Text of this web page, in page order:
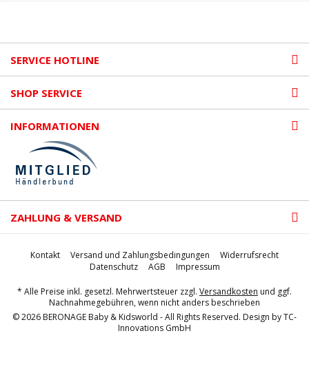
SERVICE HOTLINE
SHOP SERVICE
INFORMATIONEN
ZAHLUNG & VERSAND
Kontakt Versand und Zahlungsbedingungen
Widerrufsrecht
Datenschutz
AGB Impressum
* Alle Preise inkl. gesetzl. Mehrwertsteuer zzgl. Versandkosten und ggf.
Nachnahmegebühren, wenn nicht anders beschrieben
© 2026 BERONAGE Baby & Kidsworld - All Rights Reserved. Design byTC-
Innovations GmbH